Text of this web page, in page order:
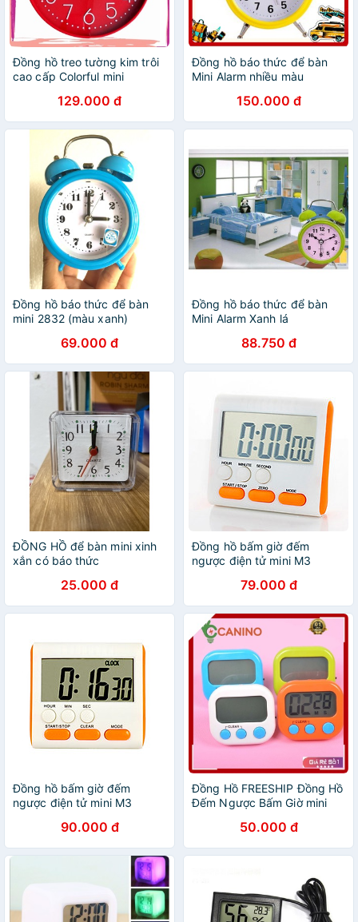
Đồng hồ treo tường kim trôi
cao cấp Colorful mini
129.000 đ
Đồng hồ báo thức để bàn
Mini Alarm nhiều màu
150.000 đ
Đồng hồ báo thức để bàn
mini 2832 (màu xanh)
69.000 đ
Đồng hồ báo thức để bàn
Mini Alarm Xanh lá
88.750 đ
ĐỒNG HỒ để bàn mini xinh
xắn có báo thức
25.000 đ
Đồng hồ bấm giờ đếm
ngược điện tử mini M3
79.000 đ
Đồng hồ bấm giờ đếm
ngược điện tử mini M3
90.000 đ
Đồng Hồ FREESHIP Đồng Hồ
Đếm Ngược Bấm Giờ mini
50.000 đ